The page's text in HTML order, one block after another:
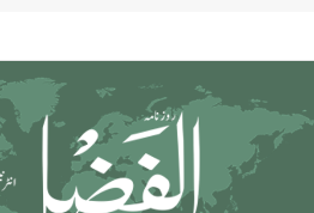
جمعہ ۷؍اگست ۲۰۲۶ء